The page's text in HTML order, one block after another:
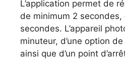
L’application permet de
de minimum 2
secondes. L’appareil
minuteur, d’une option
ainsi que d’un point